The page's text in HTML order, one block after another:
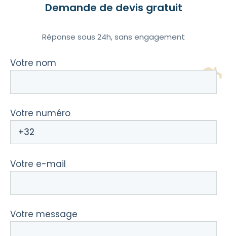
Demande de devis gratuit
Réponse sous 24h, sans engagement
Votre nom
Votre numéro
Votre e-mail
Votre message